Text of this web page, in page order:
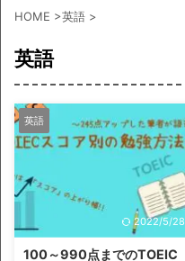
HOME >英語 >
英語
英語
2022/5/28
100～990点までのTOEIC